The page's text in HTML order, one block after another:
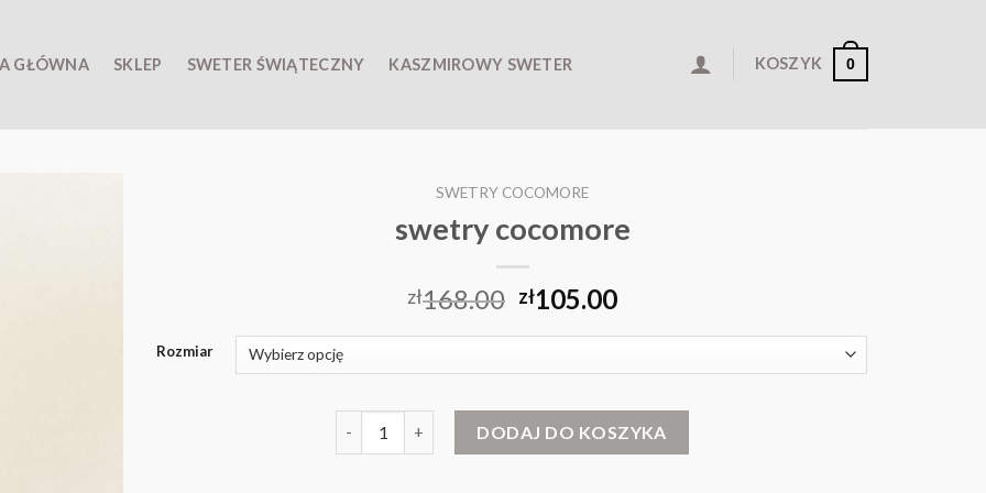
GŁÓWNA SKLEP SWETER ŚWIĄTECZNY KASZMIROWY SWETER KOSZYK 0
SWETRY COCOMORE
swetry cocomore
zł168.00 zł105.00
Rozmiar
DODAJ DO KOSZYKA